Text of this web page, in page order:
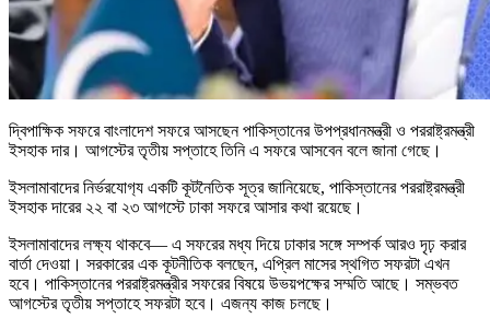
দ্বিপাক্ষিক সফরে বাংলাদেশ সফরে আসছেন পাকিস্তানের উপপ্রধানমন্ত্রী ও পররাষ্ট্রমন্ত্রী
ইসহাক দার। আগস্টের তৃতীয় সপ্তাহে তিনি এ সফরে আসবেন বলে জানা গেছে।
ইসলামাবাদের নির্ভরযোগ‌্য এক‌টি কূটনৈ‌তিক সূত্র জানিয়েছে, পাকিস্তানের পররাষ্ট্রমন্ত্রী
ইসহাক দারের ২২ বা ২৩ আগস্টে ঢাকা সফরে আসার কথা রয়েছে।
ইসলামাবাদের লক্ষ্য থাকবে— এ সফরের মধ্য দিয়ে ঢাকার সঙ্গে সম্পর্ক আরও দৃঢ় করার
বার্তা দেওয়া। সরকারের এক কূটনীতিক বলছেন, এপ্রিল মাসের স্থগিত সফরটা এখন
হবে। পাকিস্তানের পররাষ্ট্রমন্ত্রীর সফরের বিষয়ে উভয়পক্ষের সম্মতি আছে। সম্ভবত
আগস্টের তৃতীয় সপ্তাহে সফরটা হবে। এজন্য কাজ চলছে।